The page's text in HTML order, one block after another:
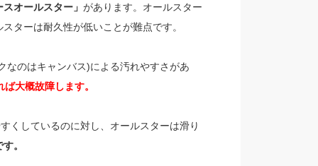
オールスター」 があります。オールスター
ターは耐久性が低いことが難点です。
なのはキャンバス)による汚れやすさがあ
大概故障します。
くしているのに対し、オールスターは滑り
。